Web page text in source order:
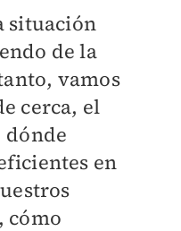
situación
de la
vamos
cerca, el
dónde
en
cómo